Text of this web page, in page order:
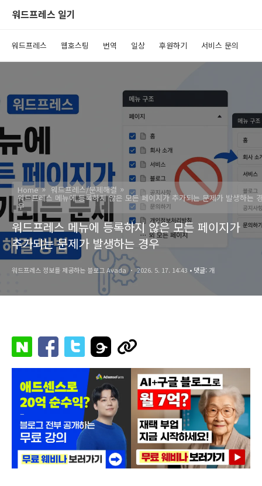
워드프레스 일기
워드프레스 웹호스팅 번역 일상 후원하기 서비스 문의
Home 워드프레스/문제해결
워드프레스 메뉴에 등록하지 않은 모든 페이지가 추가되는 문제가 발생하는
우
워드프레스 메뉴에 등록하지 않은 모든 페이지가
추가되는 문제가 발생하는 경우
워드프레스 정보를 제공하는 블로그 Avada 2026. 5. 17. 14:43 • 댓글: 개